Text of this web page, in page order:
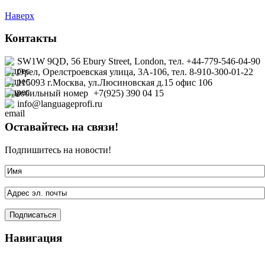
Наверх
Контакты
SW1W 9QD, 56 Ebury Street, London, тел. +44-779-546-04-90
Орел, Орелстроевская улица, 3А-106, тел. 8-910-300-01-22
115093 г.Москва, ул.Люсиновская д.15 офис 106
+7(925) 390 04 15
info@languageprofi.ru
Оставайтесь на связи!
Подпишитесь на новости!
Навигация